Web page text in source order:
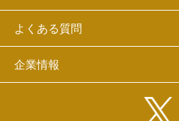
よくある質問
企業情報